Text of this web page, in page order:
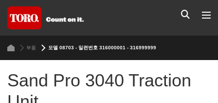
부품 모델 08703 - 일련번호 316000001 - 316999999
Sand Pro 3040 Traction